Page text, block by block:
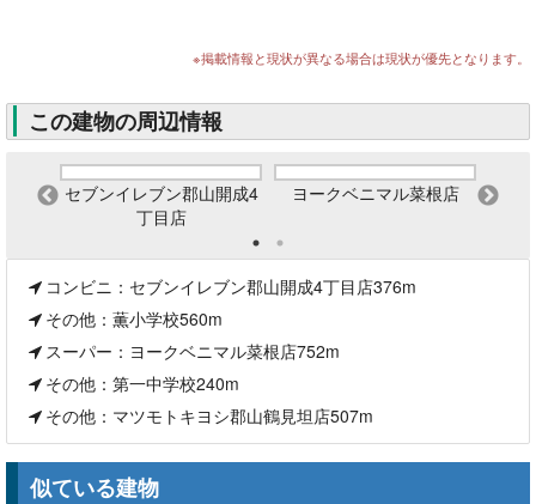
※掲載情報と現状が異なる場合は現状が優先となります。
この建物の周辺情報
見坦
セブンイレブン郡山開成4
丁目店
ヨークベニマル菜根店 マツ
コンビニ：セブンイレブン郡山開成4丁目店376m
その他：薫小学校560m
スーパー：ヨークベニマル菜根店752m
その他：第一中学校240m
その他：マツモトキヨシ郡山鶴見坦店507m
似ている建物